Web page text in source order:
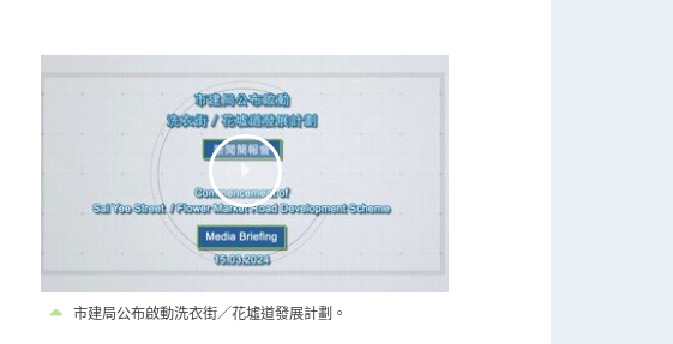
市建局公布啟動洗衣街／花墟道發展計劃。